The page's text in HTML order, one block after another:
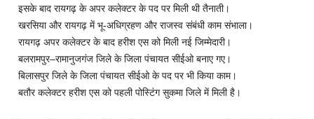
इसके बाद रायगढ़ के अपर कलेक्टर के पद पर मिली थी तैनाती।
खरसिया और रायगढ़ में भू-अधिग्रहण और राजस्व संबंधी काम संभाला।
रायगढ़ अपर कलेक्टर के बाद हरीश एस को मिली नई जिम्मेदारी।
बलरामपुर–रामानुजगंज जिले के जिला पंचायत सीईओ बनाए गए।
बिलासपुर जिले के जिला पंचायत सीईओ के पद पर भी किया काम।
बतौर कलेक्टर हरीश एस को पहली पोस्टिंग सुकमा जिले में मिली है।